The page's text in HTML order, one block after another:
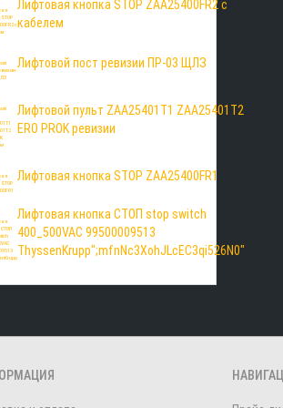
Лифтовая кнопка STOP ZAA25400FR2 с
кабелем
Лифтовой пост ревизии ПР-03 ЩЛЗ
Лифтовой пульт ZAA25401T1 ZAA25401T2
ERO PROK ревизии
Лифтовая кнопка STOP ZAA25400FR1
Лифтовая кнопка СТОП stop switch
400_500VAC 99500009513
ThyssenKrupp";mfnNc3XohJLcEC3qi526N0"